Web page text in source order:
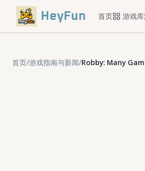
HeyFun 首页 游戏库
首页/游戏指南与新闻/Robby: Many